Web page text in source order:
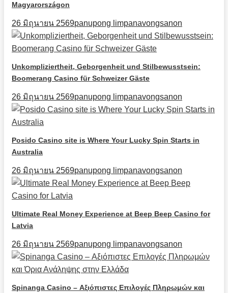
Magyarországon
26 มิถุนายน 2569panupong limpanavongsanon
Unkompliziertheit, Geborgenheit und Stilbewusstsein:
Boomerang Casino für Schweizer Gäste
26 มิถุนายน 2569panupong limpanavongsanon
Posido Casino site is Where Your Lucky Spin Starts in
Australia
26 มิถุนายน 2569panupong limpanavongsanon
Ultimate Real Money Experience at Beep Beep Casino for
Latvia
26 มิถุนายน 2569panupong limpanavongsanon
Spinanga Casino – Αξιόπιστες Επιλογές Πληρωμών και